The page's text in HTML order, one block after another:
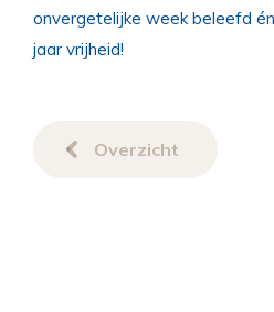
onvergetelijke week beleefd
jaar vrijheid!
Overzicht